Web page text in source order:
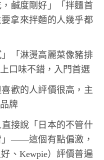
鹹度剛好」「拌麵首
拿來拌麵的人幾乎都
「淋燙高麗菜像豬排
口味不錯，入門首選
歡的人評價很高，主
牌
接說「日本的不管什
」——這個有點偏激，
、Kewpie）評價普遍